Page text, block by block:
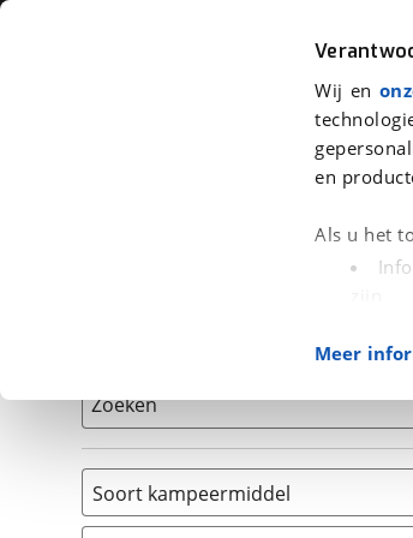
Wij en
en
Als u het
Met
Meer
Auto
Kampeervoertuigen
We hebben 1
Zoeken
Soort kampeermiddel
Camper (1)